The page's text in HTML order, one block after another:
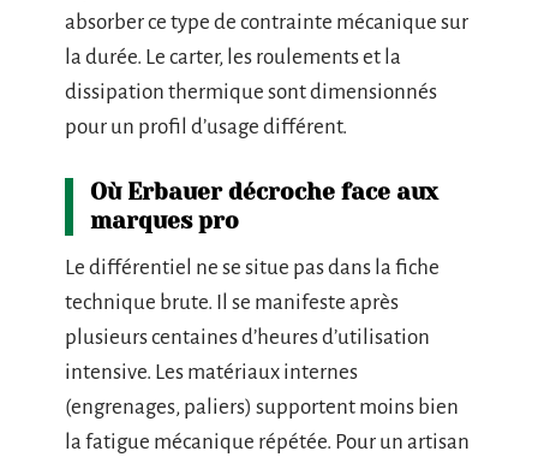
absorber ce type de contrainte mécanique sur
la durée. Le carter, les roulements et la
dissipation thermique sont dimensionnés
pour un profil d’usage différent.
Où Erbauer décroche face aux
marques pro
Le différentiel ne se situe pas dans la fiche
technique brute. Il se manifeste après
plusieurs centaines d’heures d’utilisation
intensive. Les matériaux internes
(engrenages, paliers) supportent moins bien
la fatigue mécanique répétée. Pour un artisan